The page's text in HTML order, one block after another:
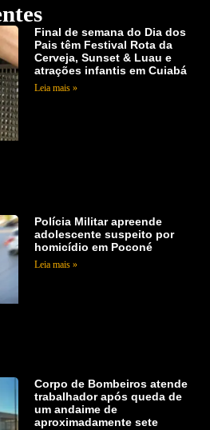
Final de semana do Dia dos
Pais têm Festival Rota da
Cerveja, Sunset & Luau e
atrações infantis em Cuiabá
Leia mais »
Polícia Militar apreende
adolescente suspeito por
homicídio em Poconé
Leia mais »
Corpo de Bombeiros atende
trabalhador após queda de
um andaime de
aproximadamente sete